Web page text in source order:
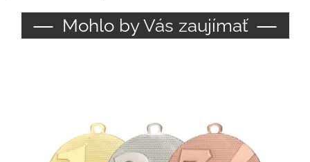
Mohlo by Vás zaujímať